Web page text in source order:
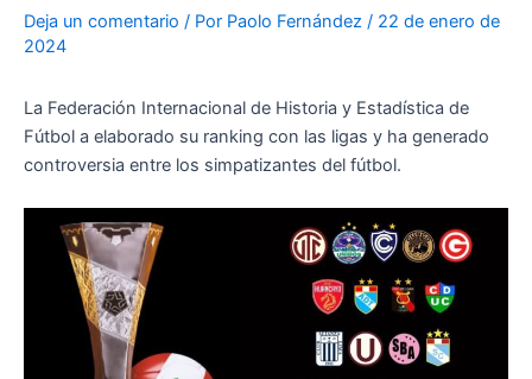
Deja un comentario / Por Paolo Fernández / 22 de enero de
2024
La Federación Internacional de Historia y Estadística de
Fútbol a elaborado su ranking con las ligas y ha generado
controversia entre los simpatizantes del fútbol.